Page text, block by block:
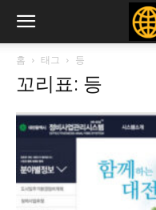
홈 태그 등
꼬리표: 등